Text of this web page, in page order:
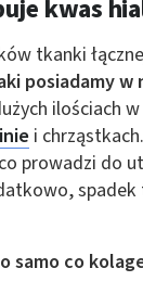
kwas
tkanki
posiadamy
ilościach
i
prowadzi do
spadek
samo co